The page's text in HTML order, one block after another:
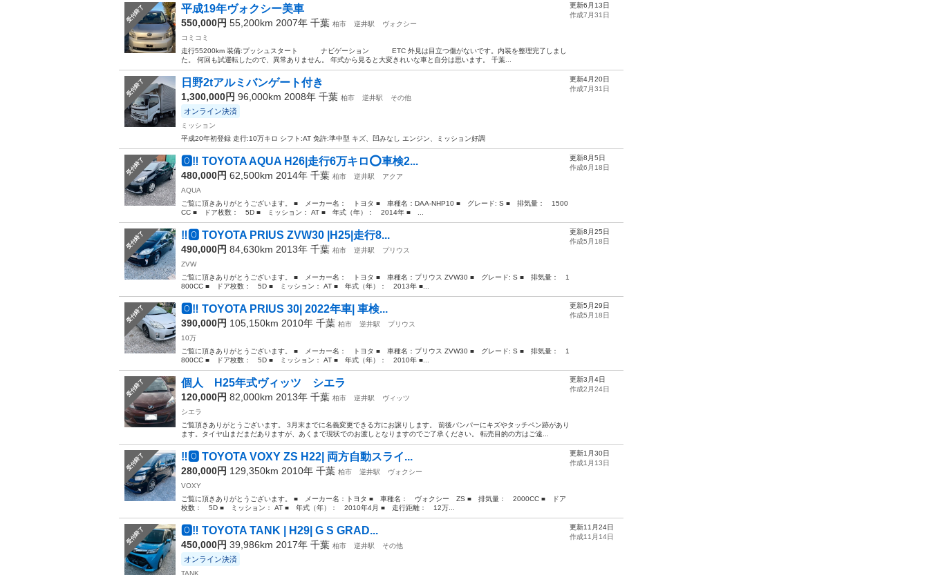
受付終了 平成19年ヴォクシー美車
550,000円 55,200km 2007年 千葉 柏市 逆井駅
ヴォクシー
コミコミ
走行55200km 装備:プッシュスタート ナビゲーション ETC 外見は目立つ傷がないです。内装を整理完了しまし
た。 何回も試運転したので、異常ありません。 年式から見ると大変きれいな車と自分は思います。 千葉...
更新6月13日
作成7月31日
受付終了 日野2tアルミバンゲート付き
1,300,000円 96,000km 2008年 千葉 柏市 逆井駅 その他
オンライン決済
ミッション
平成20年初登録 走行:10万キロ シフト:AT 免許:準中型 キズ、凹みなし エンジン、ミッション好調
更新4月20日
作成7月31日
受付終了 🅾️‼️ TOYOTA AQUA H26|走行6万キロ⭕️車検2...
480,000円 62,500km 2014年 千葉 柏市 逆井駅
アクア
AQUA
ご覧に頂きありがとうございます。 ■ メーカー名： トヨタ ■ 車種名：DAA-NHP10 ■ グレード: S ■ 排気量： 1500
CC ■ ドア枚数： 5D ■ ミッション： AT ■ 年式（年）： 2014年 ■ ...
更新8月5日
作成6月18日
受付終了 ‼️🅾️ TOYOTA PRIUS ZVW30 |H25|走行8...
490,000円 84,630km 2013年 千葉 柏市 逆井駅
プリウス
ZVW
ご覧に頂きありがとうございます。 ■ メーカー名： トヨタ ■ 車種名：プリウス ZVW30 ■ グレード: S ■ 排気量： 1
800CC ■ ドア枚数： 5D ■ ミッション： AT ■ 年式（年）： 2013年 ■...
更新8月25日
作成5月18日
受付終了 🅾️‼️ TOYOTA PRIUS 30| 2022年車| 車検...
390,000円 105,150km 2010年 千葉 柏市 逆井駅
プリウス
10万
ご覧に頂きありがとうございます。 ■ メーカー名： トヨタ ■ 車種名：プリウス ZVW30 ■ グレード: S ■ 排気量： 1
800CC ■ ドア枚数： 5D ■ ミッション： AT ■ 年式（年）： 2010年 ■...
更新5月29日
作成5月18日
受付終了 個人 H25年式ヴィッツ シエラ
120,000円 82,000km 2013年 千葉 柏市 逆井駅
ヴィッツ
シエラ
ご覧頂きありがとうございます。 3月末までに名義変更できる方にお譲りします。 前後バンパーにキズやタッチペン跡があり
ます。タイヤ山まだまだありますが、あくまで現状でのお渡しとなりますのでご了承ください。 転売目的の方はご遠...
更新3月4日
作成2月24日
受付終了 ‼️🅾️ TOYOTA VOXY ZS H22| 両方自動スライ...
280,000円 129,350km 2010年 千葉 柏市 逆井駅
ヴォクシー
VOXY
ご覧に頂きありがとうございます。 ■ メーカー名：トヨタ ■ 車種名： ヴォクシー ZS ■ 排気量： 2000CC ■ ドア
枚数： 5D ■ ミッション： AT ■ 年式（年）： 2010年4月 ■ 走行距離： 12万...
更新1月30日
作成1月13日
受付終了 🅾️‼️ TOYOTA TANK | H29| G S GRAD...
450,000円 39,986km 2017年 千葉 柏市 逆井駅 その他
オンライン決済
TANK
更新11月24日
作成11月14日